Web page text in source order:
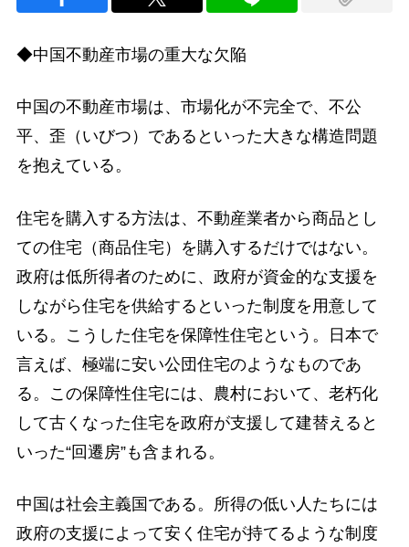
◆中国不動産市場の重大な欠陥
中国の不動産市場は、市場化が不完全で、不公
平、歪（いびつ）であるといった大きな構造問題
を抱えている。
住宅を購入する方法は、不動産業者から商品とし
ての住宅（商品住宅）を購入するだけではない。
政府は低所得者のために、政府が資金的な支援を
しながら住宅を供給するといった制度を用意して
いる。こうした住宅を保障性住宅という。日本で
言えば、極端に安い公団住宅のようなものであ
る。この保障性住宅には、農村において、老朽化
して古くなった住宅を政府が支援して建替えると
いった“回遷房”も含まれる。
中国は社会主義国である。所得の低い人たちには
政府の支援によって安く住宅が持てるような制度